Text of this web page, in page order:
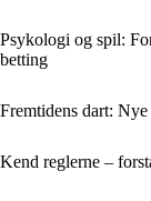
Psykologi og spil:
betting
Fremtidens dart:
Kend reglerne –